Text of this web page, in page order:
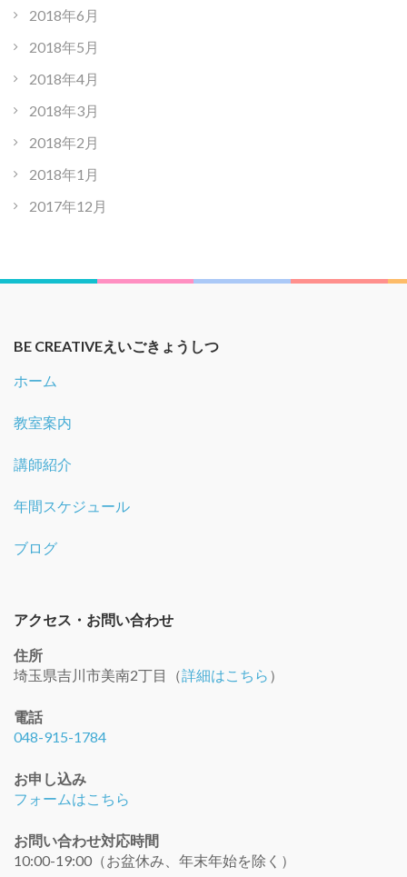
2018年6月
2018年5月
2018年4月
2018年3月
2018年2月
2018年1月
2017年12月
BE CREATIVEえいごきょうしつ
ホーム
教室案内
講師紹介
年間スケジュール
ブログ
アクセス・お問い合わせ
住所
埼玉県吉川市美南2丁目（詳細はこちら ）
電話
048-915-1784
お申し込み
フォームはこちら
お問い合わせ対応時間
10:00-19:00（お盆休み、年末年始を除く）